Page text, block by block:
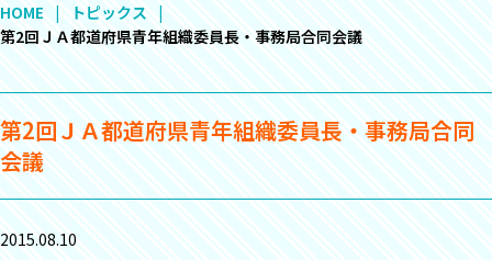
HOME
トピックス
第2回ＪＡ都道府県青年組織委員長・事務局合同会議
第2回ＪＡ都道府県青年組織委員長・事務局合同
会議
2015.08.10